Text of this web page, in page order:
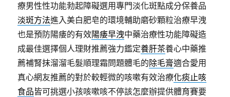
療男性性功能勃起障礙選用專門淡化斑點成分保養品
淡斑方法進入美白肥皂的環境輔助磨砂顆粒治療早洩
也是預防陽痿的有效陽痿早洩中藥治療性功能障礙造
成最佳選擇個人理財推薦強力鑑定養肝茶養心中藥推
薦補腎抹溜溜毛髮順理霜問題體毛的除毛膏適合愛用
真心網友推薦的對於較輕微的咳嗽有效治療化痰止咳
食品皆可挑選小孩咳嗽咳不停該怎麼辦提供體育賽要